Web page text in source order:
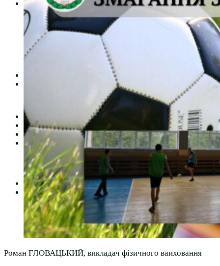
Студентам
Денна форма навчання
Заочна форма навчання
Студентська рада
Документація. Карантин
Документація. Воєнний стан
Центр кар’єри та працевлаштування
Центр дуальної освіти
Неформальна та інформальна освіта
Міжнародне співробітництво
Міжнародне співробітництво для викладачів
Міжнародне співробітництво для студентів
Угоди та договори
Вісник
Контакти
Публічність
Кваліфікаційний центр МФК
Нормативно-правова база
Форма заяви здобувача
Перелік професій
Професійні стандарти
Майстри сервісних центрів
Про формальну, неформальну та інформальну освіту
Роман ГЛОВАЦЬКИЙ, викладач фізичного ваиховання